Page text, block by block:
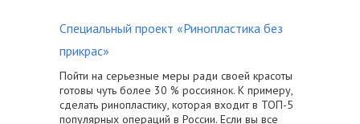
Специальный проект «Ринопластика без
прикрас»
Пойти на серьезные меры ради своей красоты
готовы чуть более 30 % россиянок. К примеру,
сделать ринопластику, которая входит в ТОП-5
популярных операций в России. Если вы все